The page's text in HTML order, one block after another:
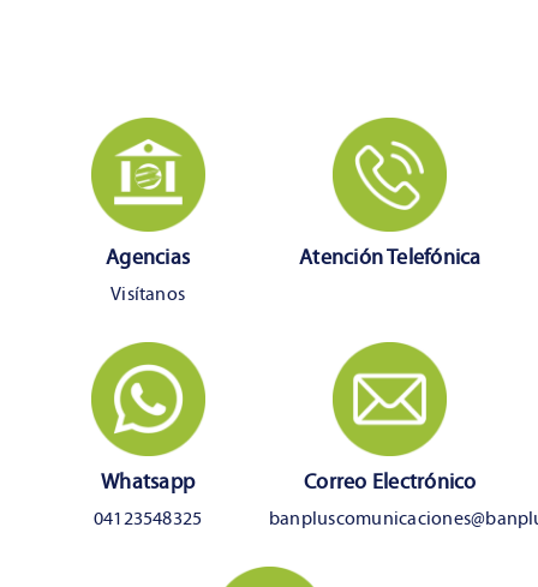
Agencias
Visítanos
Atención Telefónica
Whatsapp
04123548325
Correo Electrónico